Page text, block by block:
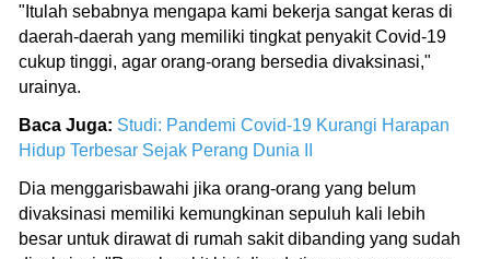
"Itulah sebabnya mengapa kami bekerja sangat keras di
daerah-daerah yang memiliki tingkat penyakit Covid-19
cukup tinggi, agar orang-orang bersedia divaksinasi,"
urainya.
Baca Juga: Studi: Pandemi Covid-19 Kurangi Harapan
Hidup Terbesar Sejak Perang Dunia II
Dia menggarisbawahi jika orang-orang yang belum
divaksinasi memiliki kemungkinan sepuluh kali lebih
besar untuk dirawat di rumah sakit dibanding yang sudah